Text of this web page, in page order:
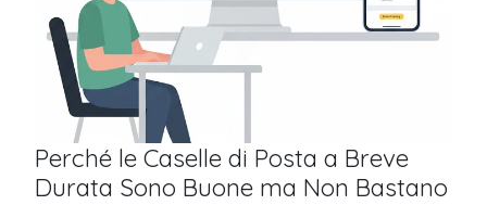
Perché le Caselle di Posta a Breve
Durata Sono Buone ma Non Bastano